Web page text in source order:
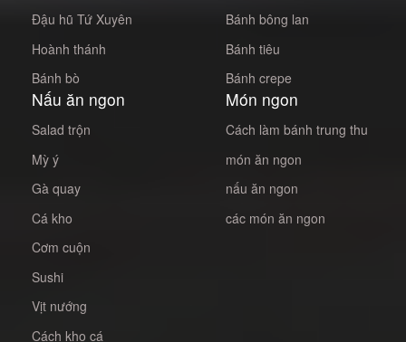
Đậu hũ Tứ Xuyên
Hoành thánh
Bánh bò
Bánh bông lan
Bánh tiêu
Bánh crepe
Nấu ăn ngon
Salad trộn
Mỳ ý
Gà quay
Cá kho
Cơm cuộn
Sushi
Vịt nướng
Cách kho cá
Món ngon
Cách làm bánh trung thu
món ăn ngon
nấu ăn ngon
các món ăn ngon